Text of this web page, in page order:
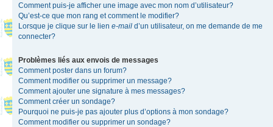
Comment puis-je afficher une image avec mon nom d’utilisateur?
Qu’est-ce que mon rang et comment le modifier?
Lorsque je clique sur le lien e-mail d’un utilisateur, on me demande de me
connecter?
Problèmes liés aux envois de messages
Comment poster dans un forum?
Comment modifier ou supprimer un message?
Comment ajouter une signature à mes messages?
Comment créer un sondage?
Pourquoi ne puis-je pas ajouter plus d’options à mon sondage?
Comment modifier ou supprimer un sondage?